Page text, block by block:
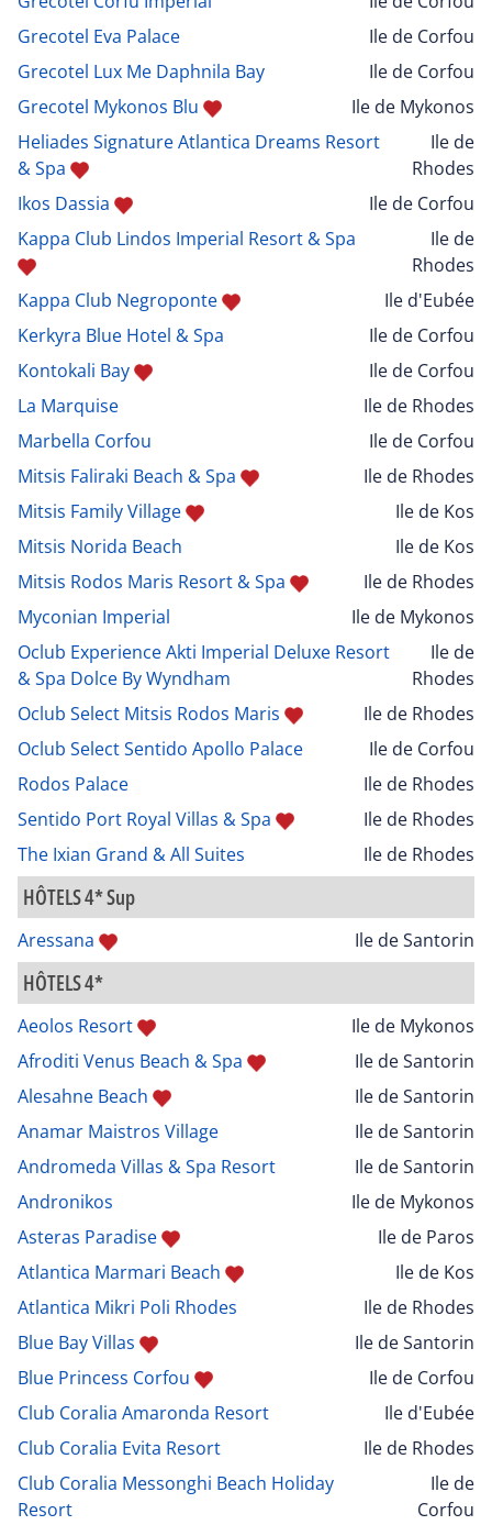
Grecotel Eva Palace
Ile de Corfou
Grecotel Lux Me Daphnila Bay
Ile de Corfou
Grecotel Mykonos Blu
Ile de Mykonos
Heliades Signature Atlantica Dreams Resort
& Spa
Ile de
Rhodes
Ikos Dassia
Ile de Corfou
Kappa Club Lindos Imperial Resort & Spa
Ile de
Rhodes
Kappa Club Negroponte
Ile d'Eubée
Kerkyra Blue Hotel & Spa
Ile de Corfou
Kontokali Bay
Ile de Corfou
La Marquise
Ile de Rhodes
Marbella Corfou
Ile de Corfou
Mitsis Faliraki Beach & Spa
Ile de Rhodes
Mitsis Family Village
Ile de Kos
Mitsis Norida Beach
Ile de Kos
Mitsis Rodos Maris Resort & Spa
Ile de Rhodes
Myconian Imperial
Ile de Mykonos
Oclub Experience Akti Imperial Deluxe Resort
& Spa Dolce By Wyndham
Ile de
Rhodes
Oclub Select Mitsis Rodos Maris
Ile de Rhodes
Oclub Select Sentido Apollo Palace
Ile de Corfou
Rodos Palace
Ile de Rhodes
Sentido Port Royal Villas & Spa
Ile de Rhodes
The Ixian Grand & All Suites
Ile de Rhodes
HÔTELS 4* Sup
Aressana Ile de Santorin
HÔTELS 4*
Aeolos Resort
Ile de Mykonos
Afroditi Venus Beach & Spa
Ile de Santorin
Alesahne Beach
Ile de Santorin
Anamar Maistros Village
Ile de Santorin
Andromeda Villas & Spa Resort
Ile de Santorin
Andronikos
Ile de Mykonos
Asteras Paradise
Ile de Paros
Atlantica Marmari Beach
Ile de Kos
Atlantica Mikri Poli Rhodes
Ile de Rhodes
Blue Bay Villas
Ile de Santorin
Blue Princess Corfou
Ile de Corfou
Club Coralia Amaronda Resort
Ile d'Eubée
Club Coralia Evita Resort
Ile de Rhodes
Club Coralia Messonghi Beach Holiday
Resort
Ile de
Corfou